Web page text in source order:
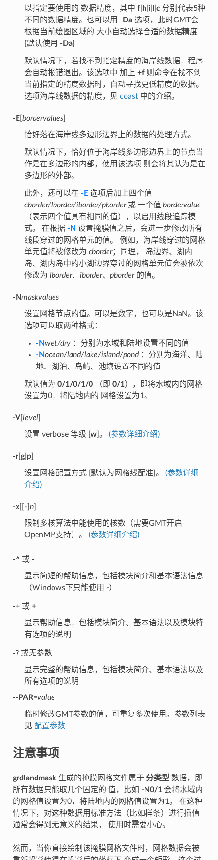
以指定要使用的 数据精度，其中 f| h| i| c分别代表5种
不同的数据精度。也可以用 -Da选项，此时GMT会
根据当前绘图区域的 大小自动选择合适的数据精度
[默认使用 -Da]
默认情况下，若找不到指定精度的海岸线数据，程序
会自动报错退出。该选项中 加上 +f则命令在找不到
当前指定的精度数据时，自动寻找更低精度的数据。
选项海岸线数据的精度，见 coast中的介绍。
-E[ bordervalues]
恰好落在海岸线多边形边界上的数据的处理方式。
默认情况下，恰好位于海岸线多边形边界上的节点当
作是在多边形的内部，使用该选项 则会将其认为是在
多边形的外部。
此外，还可以在 -E选项后加上四个值
cborder/lborder/iborder/pborder或 一个值 bordervalue
（表示四个值具有相同的值），以启用线段追踪模
式。 在根据 -N 设置掩膜值之后，会进一步修改所有
线段穿过的网格单元的值。 例如，海岸线穿过的网格
单元值将被修改为 cborder；同理， 岛边界、湖内
岛、湖内岛中的小湖边界穿过的网格单元值会被依次
修改为 lborder、 iborder、 pborder的值。
-Nmaskvalues
设置网格节点的值。可以是数字，也可以是NaN。该
选项可以取两种格式：
-Nwet/dry：分别为水域和陆地设置不同的值
-Nocean/land/lake/island/pond：分别为海洋、陆
地、湖泊、岛屿、池塘设置不同的值
默认值为 0/1/0/1/0（即 0/1），即将水域内的网格
设置为0，将陆地内的 网格设置为1。
-V[ level]
设置 verbose 等级 [ w]。 (参数详细介绍)
-r[ g| p]
设置网格配置方式 [默认为网格线配准]。 (参数详细
介绍)
-x[[-] n]
限制多核算法中能使用的核数（需要GMT开启
OpenMP支持）。 (参数详细介绍)
-^或 -
显示简短的帮助信息，包括模块简介和基本语法信息
（Windows下只能使用 -）
-+或 +
显示帮助信息，包括模块简介、基本语法以及模块特
有选项的说明
-?或无参数
显示完整的帮助信息，包括模块简介、基本语法以及
所有选项的说明
--PAR=value
临时修改GMT参数的值，可重复多次使用。参数列表
见 配置参数
注意事项
grdlandmask生成的掩膜网格文件属于 分类型数据，即
所有数据只能取几个固定的 值，比如 -N0/1会将水域内
的网格值设置为0，将陆地内的网格值设置为1。 在这种
情况下，对这种数据用标准方法（比如样条）进行插值
通常会得到无意义的结果， 使用时需要小心。
然而，当你直接绘制该掩膜网格文件时，网格数据会被